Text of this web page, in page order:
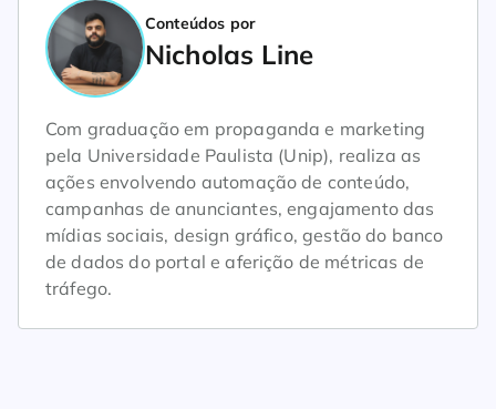
Conteúdos por
Nicholas Line
Com graduação em propaganda e marketing
pela Universidade Paulista (Unip), realiza as
ações envolvendo automação de conteúdo,
campanhas de anunciantes, engajamento das
mídias sociais, design gráfico, gestão do banco
de dados do portal e aferição de métricas de
tráfego.